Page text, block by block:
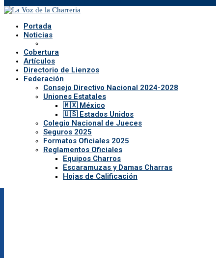
Portada
Noticias
Cobertura
Artículos
Directorio de Lienzos
Federación
Consejo Directivo Nacional 2024-2028
Uniones Estatales
🇲🇽 México
🇺🇸 Estados Unidos
Colegio Nacional de Jueces
Seguros 2025
Formatos Oficiales 2025
Reglamentos Oficiales
Equipos Charros
Escaramuzas y Damas Charras
Hojas de Calificación